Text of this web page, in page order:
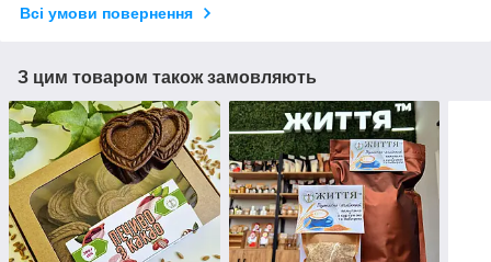
Всі умови повернення
З цим товаром також замовляють